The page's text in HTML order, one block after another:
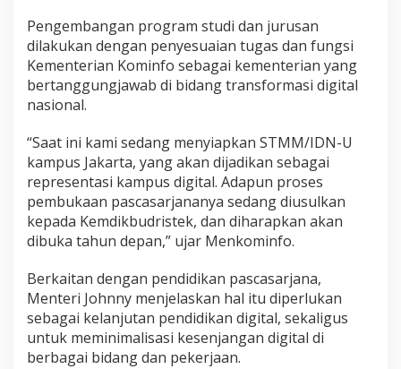
Pengembangan program studi dan jurusan
dilakukan dengan penyesuaian tugas dan fungsi
Kementerian Kominfo sebagai kementerian yang
bertanggungjawab di bidang transformasi digital
nasional.
“Saat ini kami sedang menyiapkan STMM/IDN-U
kampus Jakarta, yang akan dijadikan sebagai
representasi kampus digital. Adapun proses
pembukaan pascasarjananya sedang diusulkan
kepada Kemdikbudristek, dan diharapkan akan
dibuka tahun depan,” ujar Menkominfo.
Berkaitan dengan pendidikan pascasarjana,
Menteri Johnny menjelaskan hal itu diperlukan
sebagai kelanjutan pendidikan digital, sekaligus
untuk meminimalisasi kesenjangan digital di
berbagai bidang dan pekerjaan.